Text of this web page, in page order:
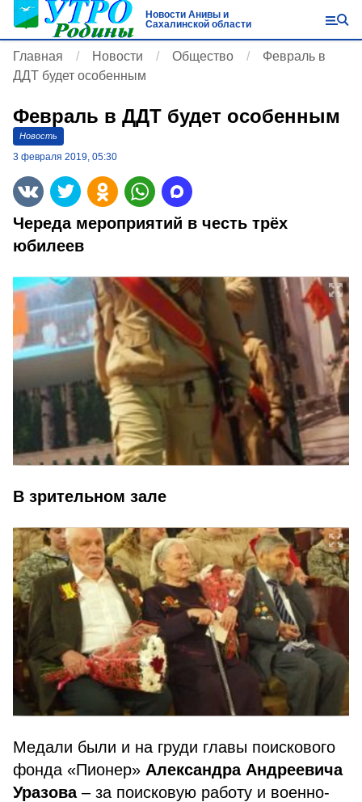
Новости Анивы и
Сахалинской области
Главная Новости Общество
Февраль в
ДДТ будет особенным
Февраль в ДДТ будет особенным
Новость
3 февраля 2019, 05:30
Череда мероприятий в честь трёх
юбилеев
В зрительном зале
Медали были и на груди главы поискового
фонда «Пионер» Александра Андреевича
Уразова– за поисковую работу и военно-